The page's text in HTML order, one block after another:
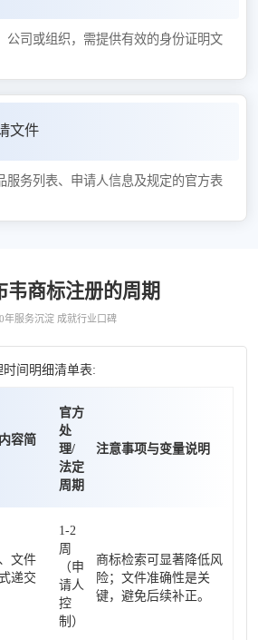
公司或组织，需提供有效的身份证明文
文件
服务列表、申请人信息及规定的官方表
韦商标注册的周期
年服务沉淀 成就行业口碑
间明细清单表:
容简
官方
处
理/
法定
周期
注意事项与变量说明
文件
递交
1-2
周
（申
请人
控
制）
商标检索可显著降低风
险；文件准确性是关
键，避免后续补正。